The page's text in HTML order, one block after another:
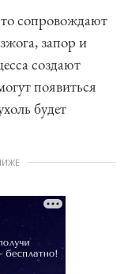
сопровождают
запор и
создают
появиться
будет